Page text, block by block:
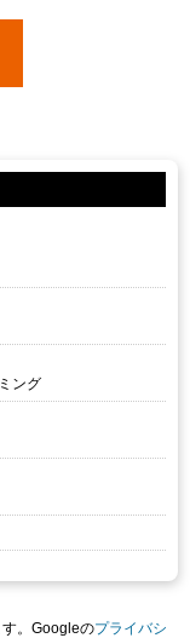
ング
。Googleのプライバシ